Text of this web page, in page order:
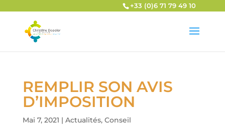
+33 (0)6 71 79 49 10
REMPLIR SON AVIS
D’IMPOSITION
Mai 7, 2021 | Actualités, Conseil